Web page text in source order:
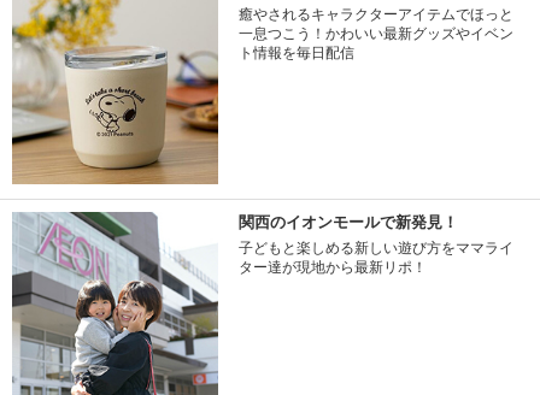
癒やされるキャラクターアイテムでほっと
一息つこう！かわいい最新グッズやイベン
ト情報を毎日配信
関西のイオンモールで新発見！
子どもと楽しめる新しい遊び方をママライ
ター達が現地から最新リポ！